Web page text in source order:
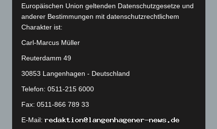
Corona-News
712
Hannover und Region
Langenhagen und Ortsteile
Europäischen Union geltenden Datenschutzgesetze und
anderer Bestimmungen mit datenschutzrechtlichem
Charakter ist:
Carl-Marcus Müller
Reuterdamm 49
30853 Langenhagen - Deutschland
Telefon: 0511-215 6000
Fax: 0511-866 789 33
E-Mail: